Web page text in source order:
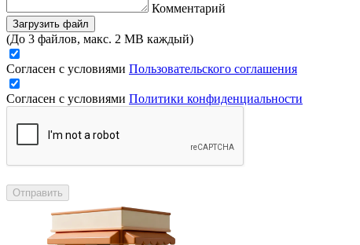
Комментарий
Загрузить файл
(До 3 файлов, макс. 2 MB каждый)
Согласен с условиями Пользовательского соглашения
Согласен с условиями Политики конфиденциальности
Отправить